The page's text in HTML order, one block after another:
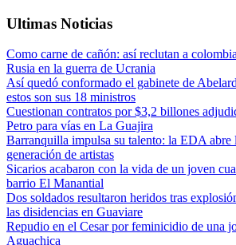
Ultimas Noticias
Como carne de cañón: así reclutan a
Rusia en la guerra de Ucrania
Así quedó conformado el gabinete de
estos son sus 18 ministros
Cuestionan contratos por $3,2 billones
Petro para vías en La Guajira
Barranquilla impulsa su talento: la EDA abre
generación de artistas
Sicarios acabaron con la vida de un joven
barrio El Manantial
Dos soldados resultaron heridos tras
las disidencias en Guaviare
Repudio en el Cesar por feminicidio de una
Aguachica